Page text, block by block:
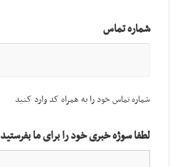
شماره تماس
شماره تماس خود را به همراه کد وارد کنید
لطفا سوژه خبری خود را برای ما بفرستید